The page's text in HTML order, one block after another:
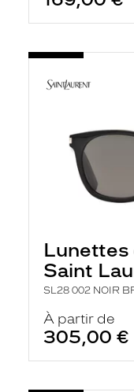
Lunettes
Saint
SL28 002 NOIR
À partir de
305,00 €